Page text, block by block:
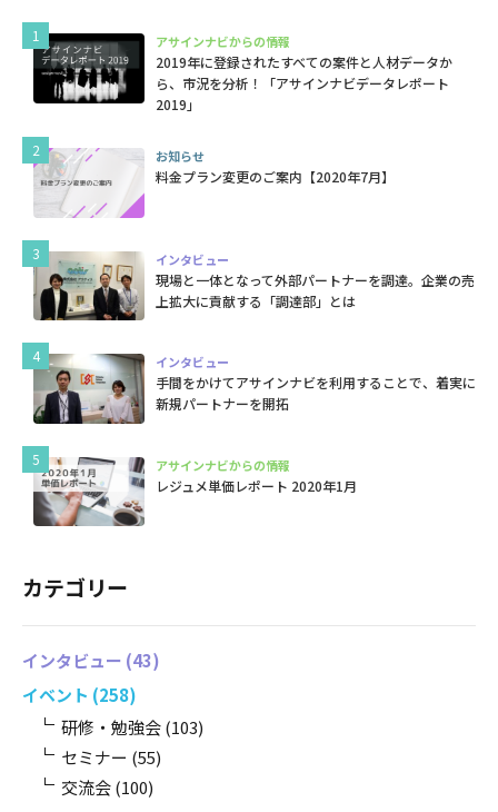
アサインナビからの情報
2019年に登録されたすべての案件と人材データか
ら、市況を分析！「アサインナビデータレポート
2019」
お知らせ
料金プラン変更のご案内【2020年7月】
インタビュー
現場と一体となって外部パートナーを調達。企業の売
上拡大に貢献する「調達部」とは
インタビュー
手間をかけてアサインナビを利用することで、着実に
新規パートナーを開拓
アサインナビからの情報
レジュメ単価レポート 2020年1月
カテゴリー
インタビュー (43)
イベント (258)
研修・勉強会(103)
セミナー (55)
交流会(100)